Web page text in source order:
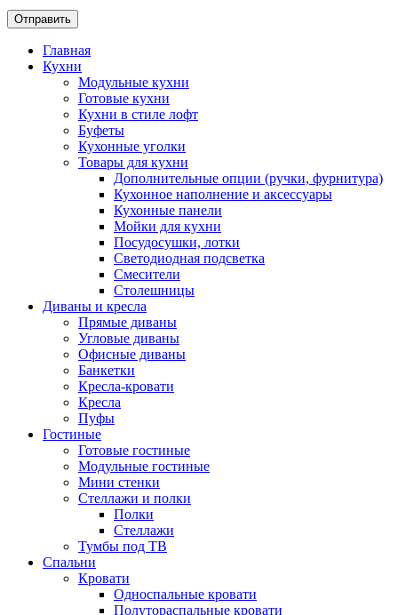
Главная
Кухни
Модульные кухни
Готовые кухни
Кухни в стиле лофт
Буфеты
Кухонные уголки
Товары для кухни
Дополнительные опции (ручки, фурнитура)
Кухонное наполнение и аксессуары
Кухонные панели
Мойки для кухни
Посудосушки, лотки
Светодиодная подсветка
Смесители
Столешницы
Диваны и кресла
Прямые диваны
Угловые диваны
Офисные диваны
Банкетки
Кресла-кровати
Кресла
Пуфы
Гостиные
Готовые гостиные
Модульные гостиные
Мини стенки
Стеллажи и полки
Полки
Стеллажи
Тумбы под ТВ
Спальни
Кровати
Односпальные кровати
Полутораспальные кровати